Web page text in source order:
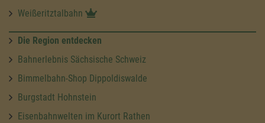
Weißeritztalbahn
Die Region entdecken
Bahnerlebnis Sächsische Schweiz
Bimmelbahn-Shop Dippoldiswalde
Burgstadt Hohnstein
Eisenbahnwelten im Kurort Rathen